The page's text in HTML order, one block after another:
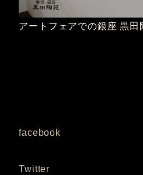
アートフェアでの銀座 黒田
facebook
Twitter